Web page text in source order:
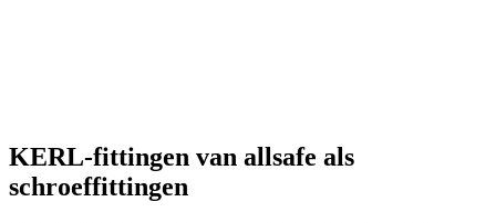
KERL-fittingen van allsafe als
schroeffittingen